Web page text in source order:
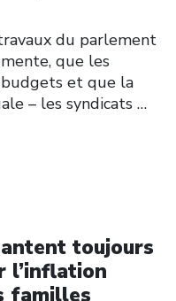
du parlement
que les
et que la
– les syndicats …
toujours
l’inflation
familles